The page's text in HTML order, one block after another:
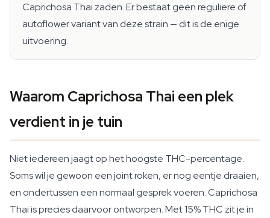
Caprichosa Thai zaden. Er bestaat geen reguliere of
autoflower variant van deze strain — dit is de enige
uitvoering.
Waarom Caprichosa Thai een plek
verdient in je tuin
Niet iedereen jaagt op het hoogste THC-percentage.
Soms wil je gewoon een joint roken, er nog eentje draaien,
en ondertussen een normaal gesprek voeren. Caprichosa
Thai is precies daarvoor ontworpen. Met 15% THC zit je in